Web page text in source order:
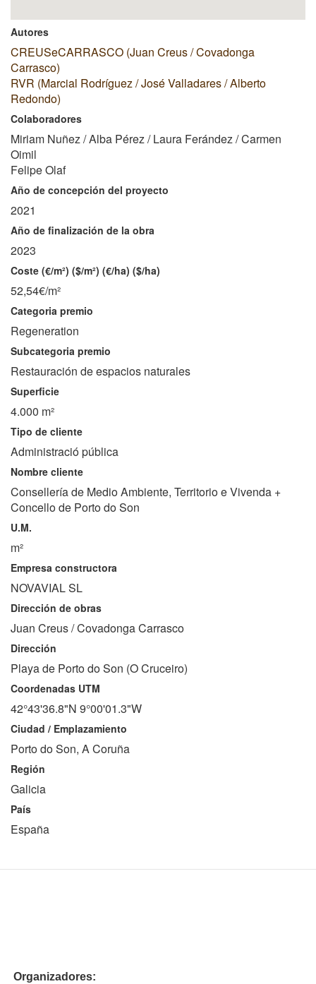
Autores
CREUSeCARRASCO (Juan Creus / Covadonga
Carrasco)
RVR (Marcial Rodríguez / José Valladares / Alberto
Redondo)
Colaboradores
Miriam Nuñez / Alba Pérez / Laura Ferández / Carmen
Oimil
Felipe Olaf
Año de concepción del proyecto
2021
Año de finalización de la obra
2023
Coste (€/m²) ($/m²) (€/ha) ($/ha)
52,54€/m²
Categoria premio
Regeneration
Subcategoria premio
Restauración de espacios naturales
Superficie
4.000 m²
Tipo de cliente
Administració pública
Nombre cliente
Consellería de Medio Ambiente, Territorio e Vivenda +
Concello de Porto do Son
U.M.
m²
Empresa constructora
NOVAVIAL SL
Dirección de obras
Juan Creus / Covadonga Carrasco
Dirección
Playa de Porto do Son (O Cruceiro)
Coordenadas UTM
42°43'36.8"N 9°00'01.3"W
Ciudad / Emplazamiento
Porto do Son, A Coruña
Región
Galicia
País
España
Organizadores: